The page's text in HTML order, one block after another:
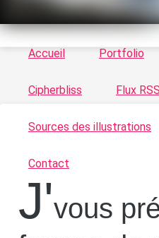
Accueil Portfolio
Cipherbliss Flux RSS
Sources des illustrations
Contact
J'vous